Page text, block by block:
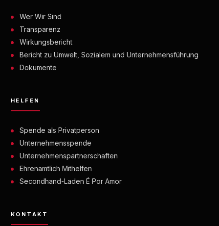
Wer Wir Sind
Transparenz
Wirkungsbericht
Bericht zu Umwelt, Sozialem und Unternehmensführung
Dokumente
HELFEN
Spende als Privatperson
Unternehmensspende
Unternehmenspartnerschaften
Ehrenamtlich Mithelfen
Secondhand-Laden É Por Amor
KONTAKT